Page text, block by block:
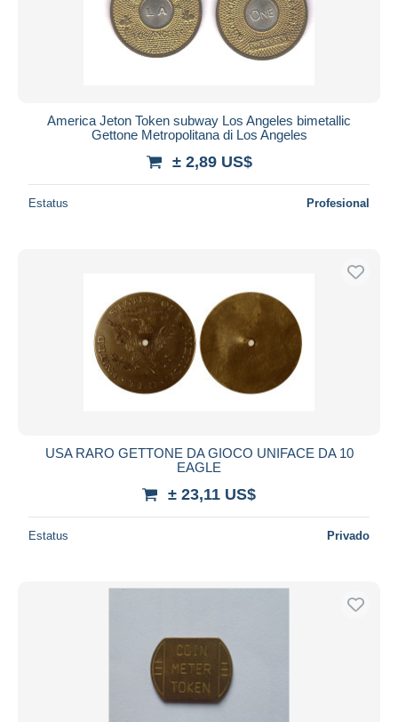
America Jeton Token subway Los Angeles bimetallic
Gettone Metropolitana di Los Angeles
± 2,89 US$
Estatus Profesional
USA RARO GETTONE DA GIOCO UNIFACE DA 10
EAGLE
± 23,11 US$
Estatus Privado